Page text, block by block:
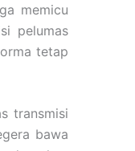
memicu
pelumas
tetap
transmisi
bawa